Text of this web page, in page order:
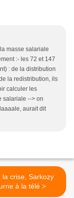
masse salariale
:- les 72 et 147
: de la distribution
la redistribution, ils
calculer les
salariale --> on
aurait dit
la crise, Sarkozy
retourne à la télé >